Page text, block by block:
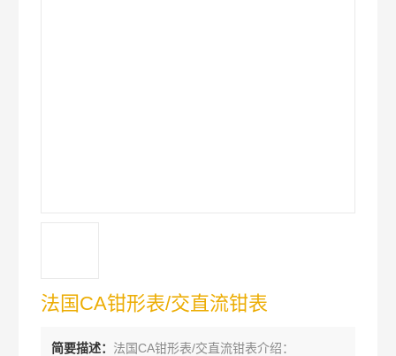
法国CA钳形表/交直流钳表
简要描述： 法国CA钳形表/交直流钳表介绍：